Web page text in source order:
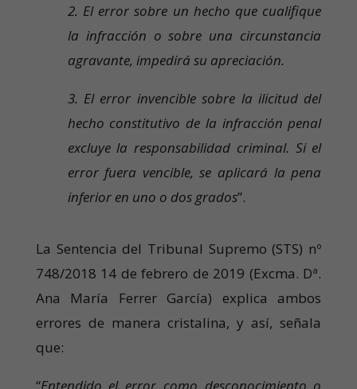
2. El error sobre un hecho que cualifique
la infracción o sobre una circunstancia
agravante, impedirá su apreciación.
3. El error invencible sobre la ilicitud del
hecho constitutivo de la infracción penal
excluye la responsabilidad criminal. Si el
error fuera vencible, se aplicará la pena
inferior en uno o dos grados”.
La Sentencia del Tribunal Supremo (STS) nº
748/2018 14 de febrero de 2019 (Excma. Dª.
Ana María Ferrer García) explica ambos
errores de manera cristalina, y así, señala
que:
“Entendido el error como desconocimiento o